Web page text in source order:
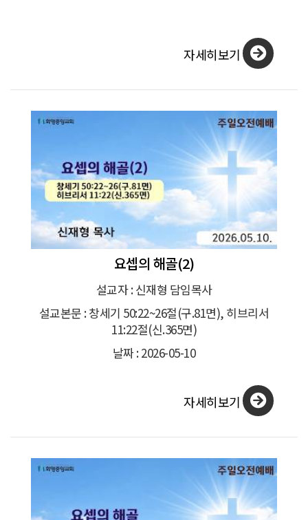
자세히보기
요셉의 해골(2)
설교자 : 신재형 담임목사
설교본문 : 창세기 50:22~26절(구.81면), 히브리서
11:22절(신.365면)
날짜 : 2026-05-10
자세히보기